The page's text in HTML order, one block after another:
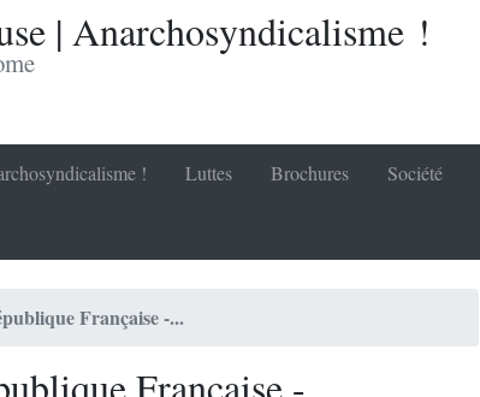
| Anarchosyndicalisme !
! Luttes Brochures Société
Française -...